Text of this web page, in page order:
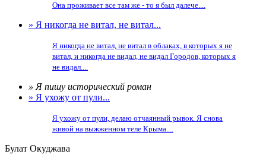
Она проживает все там же - то я был далече....
» Я никогда не витал, не витал...
Я никогда не витал, не витал в облаках, в которых я не
витал, и никогда не видал, не видал Городов, которых я
не видал....
» Я пишу исторический роман
» Я ухожу от пули...
Я ухожу от пули, делаю отчаянный рывок. Я снова
живой на выжженном теле Крыма....
Булат Окуджава